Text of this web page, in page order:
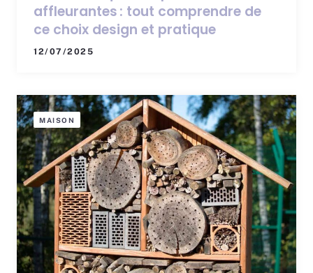
affleurantes : tout comprendre de
ce choix design et pratique
12/07/2025
MAISON